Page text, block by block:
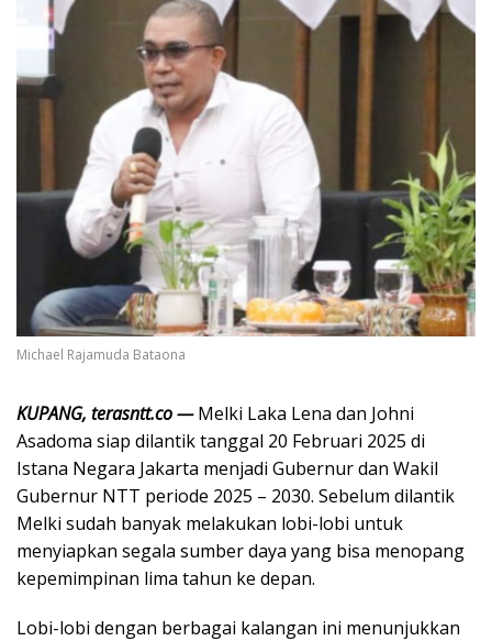
Michael Rajamuda Bataona
KUPANG, terasntt.co —Melki Laka Lena dan Johni
Asadoma siap dilantik tanggal 20 Februari 2025 di
Istana Negara Jakarta menjadi Gubernur dan Wakil
Gubernur NTT periode 2025 – 2030. Sebelum dilantik
Melki sudah banyak melakukan lobi-lobi untuk
menyiapkan segala sumber daya yang bisa menopang
kepemimpinan lima tahun ke depan.
Lobi-lobi dengan berbagai kalangan ini menunjukkan